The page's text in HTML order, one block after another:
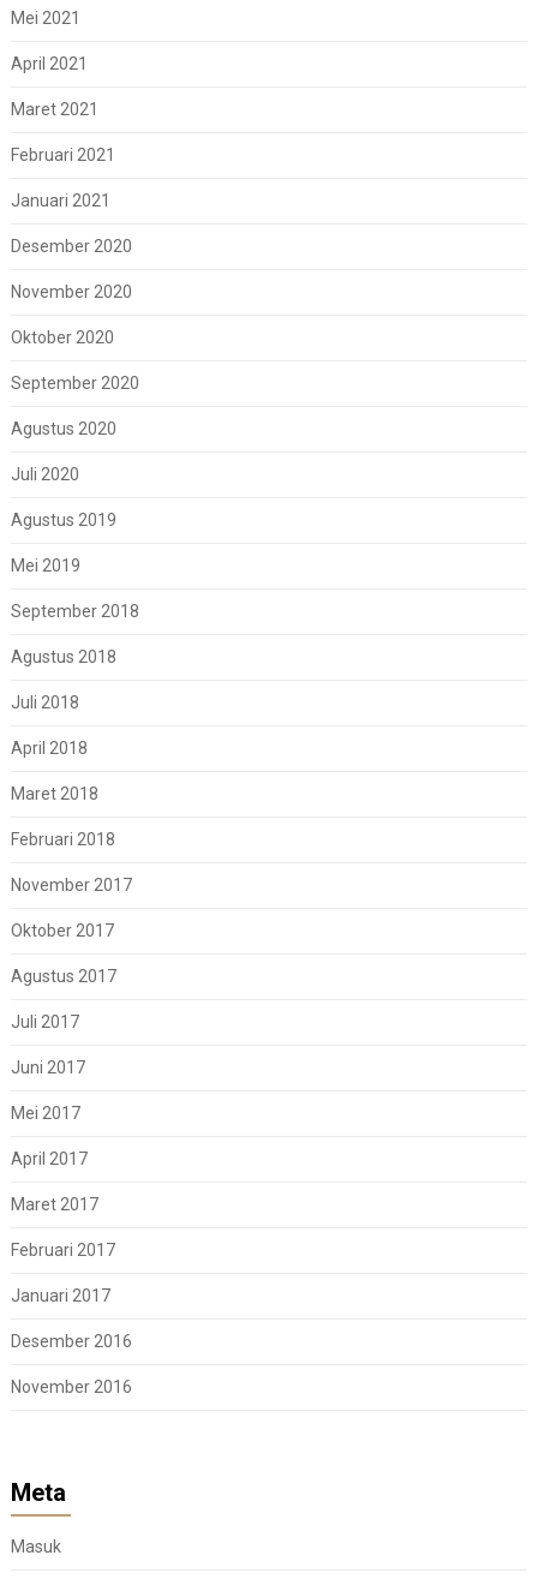
Mei 2021
April 2021
Maret 2021
Februari 2021
Januari 2021
Desember 2020
November 2020
Oktober 2020
September 2020
Agustus 2020
Juli 2020
Agustus 2019
Mei 2019
September 2018
Agustus 2018
Juli 2018
April 2018
Maret 2018
Februari 2018
November 2017
Oktober 2017
Agustus 2017
Juli 2017
Juni 2017
Mei 2017
April 2017
Maret 2017
Februari 2017
Januari 2017
Desember 2016
November 2016
Meta
Masuk